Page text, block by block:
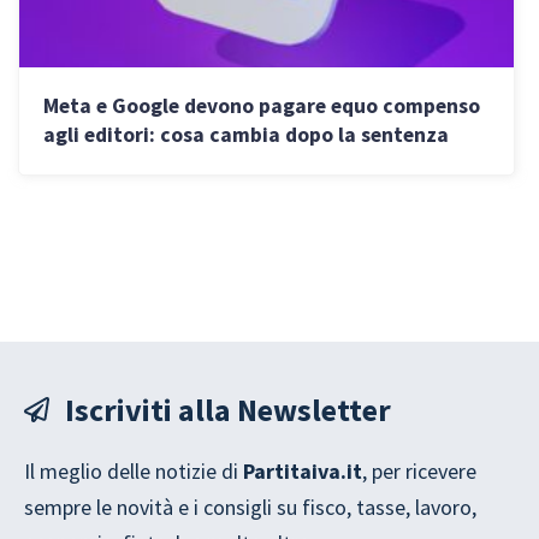
Meta e Google devono pagare equo compenso
agli editori: cosa cambia dopo la sentenza
Iscriviti alla Newsletter
Il meglio delle notizie di Partitaiva.it, per ricevere
sempre le novità e i consigli su fisco, tasse, lavoro,